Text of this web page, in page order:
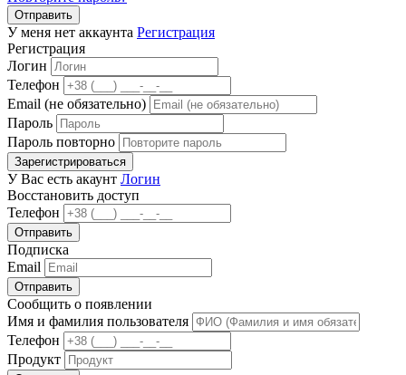
Отправить
У меня нет аккаунта Регистрация
Регистрация
Логин
Телефон
Email (не обязательно)
Пароль
Пароль повторно
Зарегистрироваться
У Вас есть акаунт Логин
Восстановить доступ
Телефон
Отправить
Подписка
Email
Отправить
Сообщить о появлении
Имя и фамилия пользователя
Телефон
Продукт